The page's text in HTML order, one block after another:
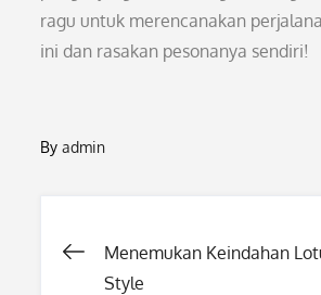
ragu untuk merencanakan
ini dan rasakan pesonanya sendiri!
Byadmin
Post
Menemukan Keindahan
Style